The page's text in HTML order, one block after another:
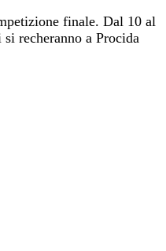
finale. Dal 10 al
recheranno a Procida